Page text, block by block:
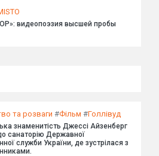
видеопоэзия высшей пробы
та розваги #Фільм #Голлівуд
знаменитість Джессі Айзенберг
санаторію Державної
служби України, де зустрілася з